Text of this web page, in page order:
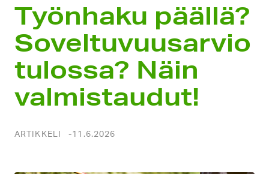
Työnhaku päällä?
Soveltuvuusarvio
tulossa? Näin
valmistaudut!
ARTIKKELI 11.6.2026